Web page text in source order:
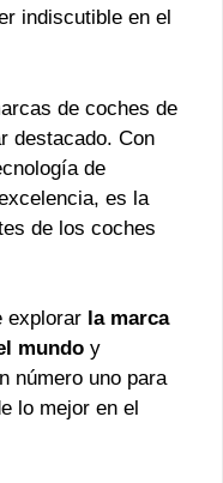
indiscutible en el
de coches de
destacado. Con
de
es la
de los coches
explorar la marca
mundo y
número uno para
lo mejor en el